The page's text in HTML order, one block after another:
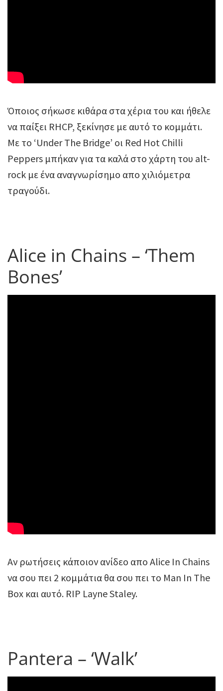
Όποιος σήκωσε κιθάρα στα χέρια του και ήθελε
να παίξει RHCP, ξεκίνησε με αυτό το κομμάτι.
Με το ‘Under The Bridge’ οι Red Hot Chilli
Peppers μπήκαν για τα καλά στο χάρτη του alt-
rock με ένα αναγνωρίσημο απο χιλιόμετρα
τραγούδι.
Alice in Chains – ‘Them
Bones’
Αν ρωτήσεις κάποιον ανίδεο απο Alice In Chains
να σου πει 2 κομμάτια θα σου πει το Man In The
Box και αυτό. RIP Layne Staley.
Pantera – ‘Walk’